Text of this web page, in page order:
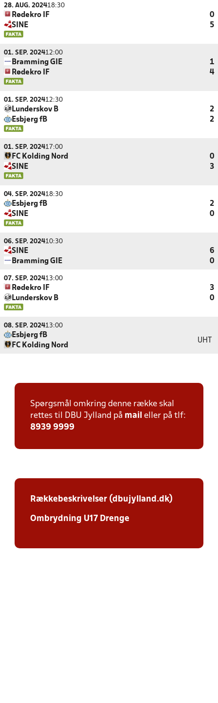
28. AUG. 202418:30
Rødekro IF
0
SINE
5
01. SEP. 202412:00
Bramming GIE
1
Rødekro IF
4
01. SEP. 202412:30
Lunderskov B
2
Esbjerg fB
2
01. SEP. 202417:00
FC Kolding Nord
0
SINE
3
04. SEP. 202418:30
Esbjerg fB
2
SINE
0
06. SEP. 202410:30
SINE
6
Bramming GIE
0
07. SEP. 202413:00
Rødekro IF
3
Lunderskov B
0
08. SEP. 202413:00
Esbjerg fB
FC Kolding Nord
UHT
Spørgsmål omkring denne række skal
rettes til DBU Jylland på mail eller på tlf:
8939 9999
Rækkebeskrivelser (dbujylland.dk)
Ombrydning U17 Drenge